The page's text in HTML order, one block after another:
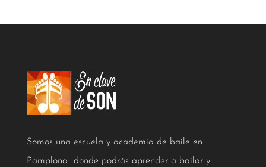
Somos una escuela y academia de baile en
Pamplona donde podrás aprender a bailar y